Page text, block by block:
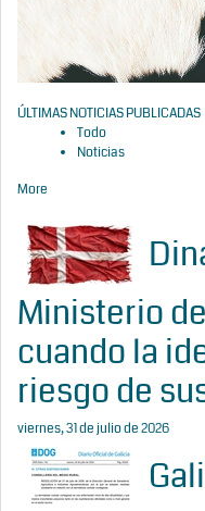
ÚLTIMAS NOTICIAS PUBLICADAS
Todo
Noticias
More
Ministerio
cuando la
riesgo de
viernes, 31 de julio de 2026